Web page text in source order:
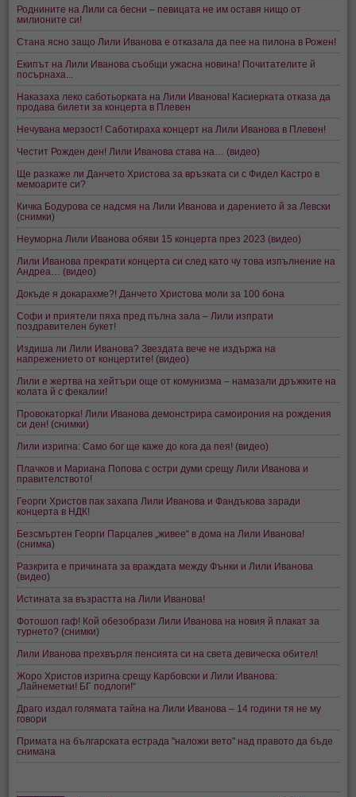
Роднините на Лили са бесни – певицата не им оставя нищо от
милионите си!
Стана ясно защо Лили Иванова е отказала да пее на пилона в Рожен!
Екипът на Лили Иванова съобщи ужасна новина! Почитателите й
посърнаха...
Наказаха леко саботьорката на Лили Иванова! Касиерката отказа да
продава билети за концерта в Плевен
Нечувана мерзост! Саботираха концерт на Лили Иванова в Плевен!
Честит Рожден ден! Лили Иванова става на… (видео)
Ще разкаже ли Данчето Христова за връзката си с Фидел Кастро в
мемоарите си?
Кичка Бодурова се надсмя на Лили Иванова и дарението й за Левски
(снимки)
Неуморна Лили Иванова обяви 15 концерта през 2023 (видео)
Лили Иванова прекрати концерта си след като чу това изпълнение на
Андреа… (видео)
Докъде я докарахме?! Данчето Христова моли за 100 бона
Софи и приятели пяха пред пълна зала – Лили изпрати
поздравителен букет!
Издиша ли Лили Иванова? Звездата вече не издържа на
напрежението от концертите! (видео)
Лили е жертва на хейтъри още от комунизма – намазали дръжките на
колата й с фекалии!
Провокаторка! Лили Иванова демонстрира самоирония на рождения
си ден! (снимки)
Лили изригна: Само бог ще каже до кога да пея! (видео)
Плачков и Мариана Попова с остри думи срещу Лили Иванова и
правителството!
Георги Христов пак захапа Лили Иванова и Фандъкова заради
концерта в НДК!
Безсмъртен Георги Парцалев „живее“ в дома на Лили Иванова!
(снимка)
Разкрита е причината за враждата между Фънки и Лили Иванова
(видео)
Истината за възрастта на Лили Иванова!
Фотошоп гаф! Кой обезобрази Лили Иванова на новия й плакат за
турнето? (снимки)
Лили Иванова прехвърля пенсията си на света девическа обител!
Жоро Христов изригна срещу Карбовски и Лили Иванова:
„Лайнеметки! БГ подлоги!“
Драго издал голямата тайна на Лили Иванова – 14 години тя не му
говори
Примата на българската естрада "наложи вето" над правото да бъде
снимана